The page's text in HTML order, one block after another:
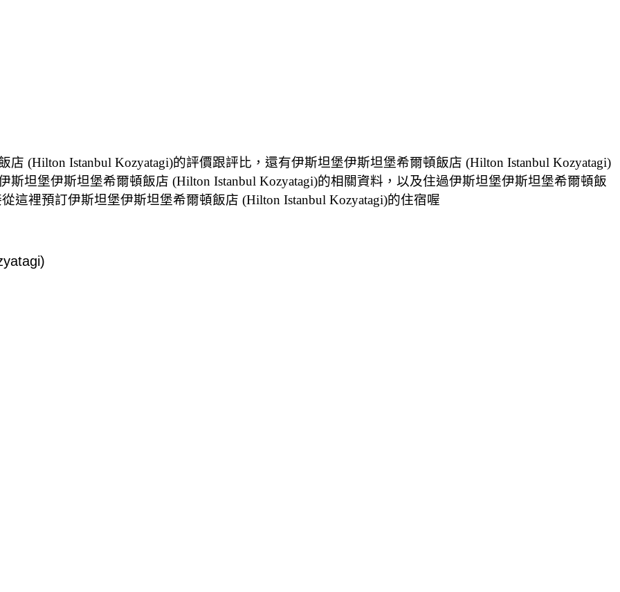
(Hilton Istanbul Kozyatagi)的評價跟評比，還有伊斯坦堡伊斯坦堡希爾頓飯店 (Hilton Istanbul Kozyatagi)
坦堡伊斯坦堡希爾頓飯店 (Hilton Istanbul Kozyatagi)的相關資料，以及住過伊斯坦堡伊斯坦堡希爾頓飯
這裡預訂伊斯坦堡伊斯坦堡希爾頓飯店 (Hilton Istanbul Kozyatagi)的住宿喔